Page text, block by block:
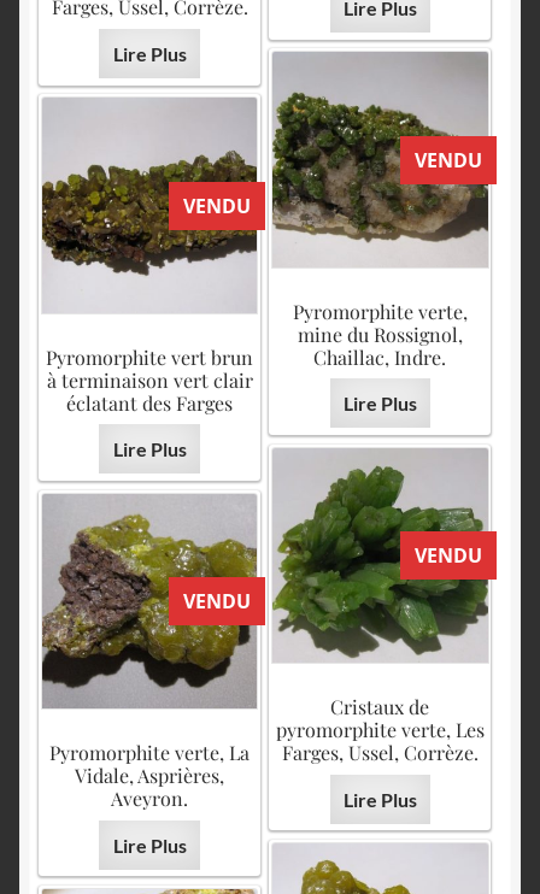
Lire Plus
Farges, Ussel, Corrèze.
Lire Plus
VENDU
Pyromorphite verte,
mine du Rossignol,
Chaillac, Indre.
Lire Plus
VENDU
Pyromorphite vert brun
à terminaison vert clair
éclatant des Farges
Lire Plus
VENDU
Cristaux de
pyromorphite verte, Les
Farges, Ussel, Corrèze.
Lire Plus
VENDU
Pyromorphite verte, La
Vidale, Asprières,
Aveyron.
Lire Plus